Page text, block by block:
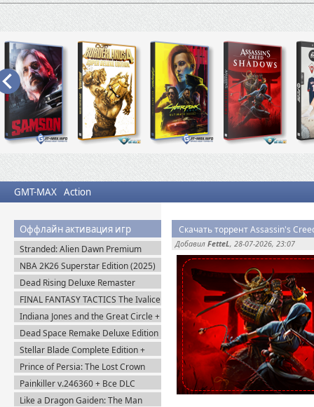
GMT-MAX Action
Оффлайн активация игр
Stranded: Alien Dawn Premium
Edition + Все DLC (2023) Пиратка
NBA 2K26 Superstar Edition (2025)
Steam-Rip
Dead Rising Deluxe Remaster
v.1.3.0.0 + DLC (2024) Portable
FINAL FANTASY TACTICS The Ivalice
Chronicles (2025) Steam-Rip
Indiana Jones and the Great Circle +
The Order of Giants v.1.0.17.0
(2024) Пиратка
Dead Space Remake Deluxe Edition
(2023) Пиратка
Stellar Blade Complete Edition +
Все DLC (2025) Пиратка
Prince of Persia: The Lost Crown
(2024) Пиратка
Painkiller v.246360 + Все DLC
(2025) Portable
Like a Dragon Gaiden: The Man
Скачать торрент Assassin's
Добавил FetteL, 28-07-2026, 23:07